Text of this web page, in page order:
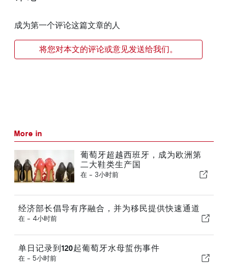
成为第一个评论这篇文章的人
将您对本文的评论或意见发送给我们。
More in
葡萄牙超越西班牙，成为欧洲第
二大鞋类生产国
在 - 3小时前
经济部长倡导有序融合，并为移民提供快速通道
在 - 4小时前
单日记录到120起葡萄牙水母蜇伤事件
在 - 5小时前